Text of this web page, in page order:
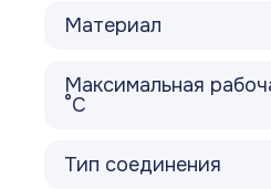
Материал
Максимальная
°С
Тип соединения